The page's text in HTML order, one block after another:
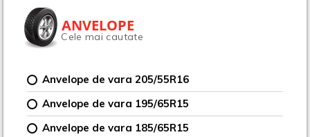
ANVELOPE
Cele mai cautate
Anvelope de vara 205/55R16
Anvelope de vara 195/65R15
Anvelope de vara 185/65R15